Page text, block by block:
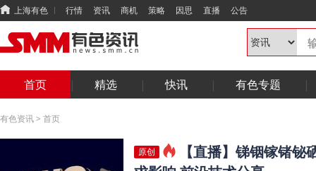
上海有色 行情 资讯 商机 策略 因思 直播 公告
首页 精选 快讯 有色专题
有色资讯> 首页
原创
【直播】锑铟镓锗